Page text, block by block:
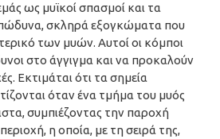
ως μυϊκοί σπασμοί και τα
σκληρά εξογκώματα που
των μυών. Αυτοί οι κόμποι
στο άγγιγμα και να προκαλούν
Εκτιμάται ότι τα σημεία
όταν ένα τμήμα του μυός
συμπιέζοντας την παροχή
η οποία, με τη σειρά της,